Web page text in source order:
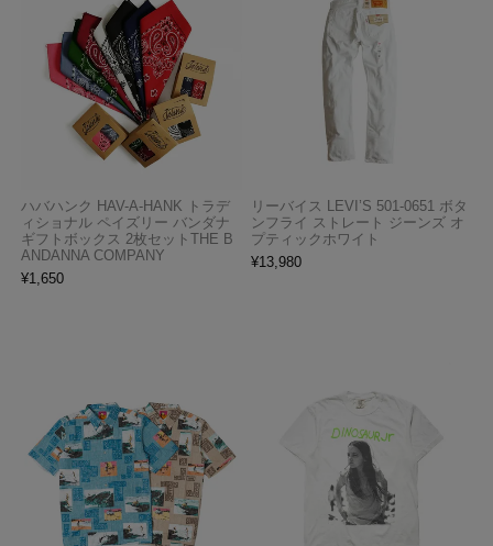
ハバハンク HAV-A-HANK トラデ
ィショナル ペイズリー バンダナ
ギフトボックス 2枚セットTHE B
ANDANNA COMPANY
¥1,650
リーバイス LEVI’S 501-0651 ボタ
ンフライ ストレート ジーンズ オ
プティックホワイト
¥13,980